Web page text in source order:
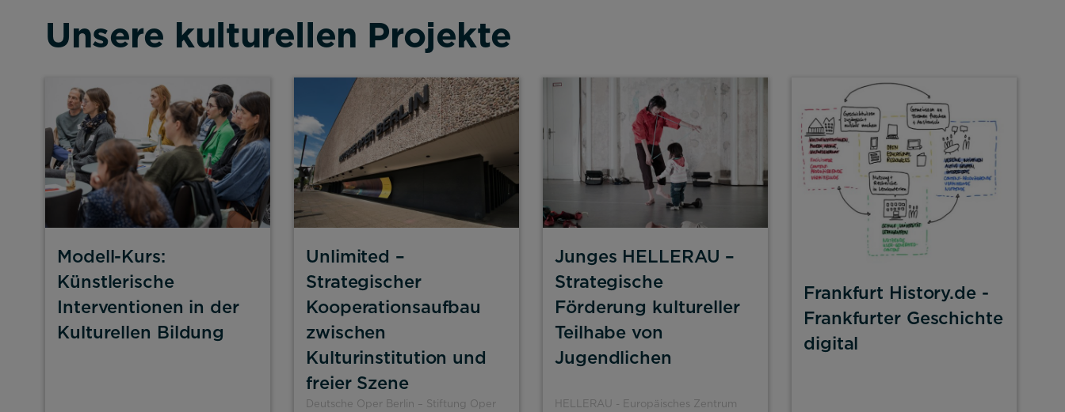
Unsere kulturellen Projekte
Modell-Kurs:
Künstlerische
Interventionen in der
Kulturellen Bildung
Unlimited –
Strategischer
Kooperationsaufbau
zwischen
Kulturinstitution und
freier Szene
Deutsche Oper Berlin – Stiftung Oper
Junges HELLERAU –
Strategische
Förderung kultureller
Teilhabe von
Jugendlichen
HELLERAU - Europäisches Zentrum
Frankfurt History.de -
Frankfurter Geschichte
digital